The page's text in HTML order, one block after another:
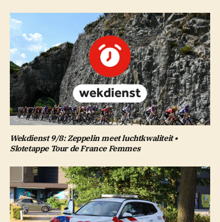
Wekdienst 9/8: Zeppelin meet luchtkwaliteit •
Slotetappe Tour de France Femmes